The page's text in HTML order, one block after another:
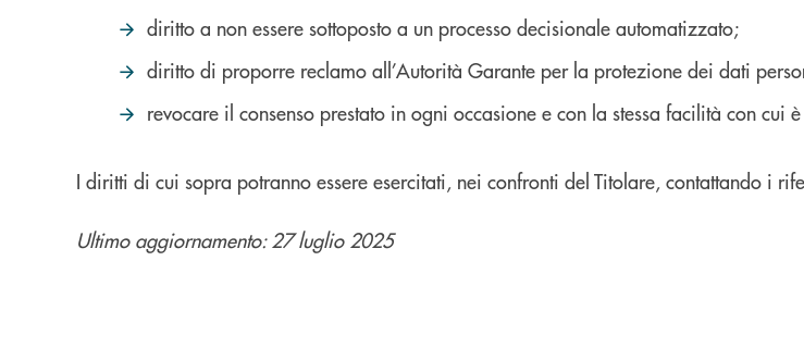
diritto a non essere sottoposto a un processo decisionale automatizzato;
diritto di proporre reclamo all’Autorità Garante per la protezione dei dati
revocare il consenso prestato in ogni occasione e con la stessa facilità con cui
I diritti di cui sopra potranno essere esercitati, nei confronti del Titolare, contattando i
Ultimo aggiornamento: 27 luglio 2025